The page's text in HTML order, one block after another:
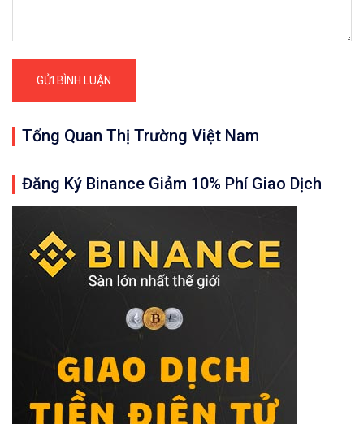
Tổng Quan Thị Trường Việt Nam
Đăng Ký Binance Giảm 10% Phí Giao Dịch